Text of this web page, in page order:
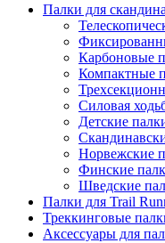
Палки для
Карбоновые
Компактные
Силовая
Детские
Норвежские
Финские
Шведские
Палки для Trail
Треккинговые
Аксессуары для